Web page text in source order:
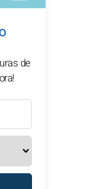
de